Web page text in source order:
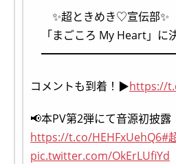
✨超ときめき♡宣伝部✨
「まごころ My Heart」に
コメントも到着！▶https://
📢本PV第2弾にて音源初披露
https://t.co/HEHFxUehQ6#
pic.twitter.com/OkErLUfiYd